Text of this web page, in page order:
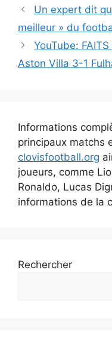
Navigation
des
Un expert dit
meilleur » du
YouTube:
Aston Villa 3-1
Informations
principaux matchs
clovisfootball.org
joueurs, comme
Ronaldo, Lucas
informations de la
Rechercher